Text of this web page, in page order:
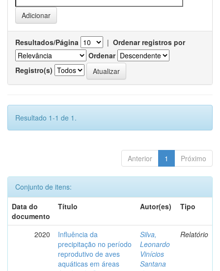
Resultados/Página | Ordenar registros por
Ordenar
Registro(s)
Resultado 1-1 de 1.
Anterior 1 Próximo
Conjunto de itens:
Data do
documento
Título Autor(es) Tipo
2020
Influência da
precipitação no período
reprodutivo de aves
aquáticas em áreas
Silva,
Leonardo
Vinícios
Santana
Relatório